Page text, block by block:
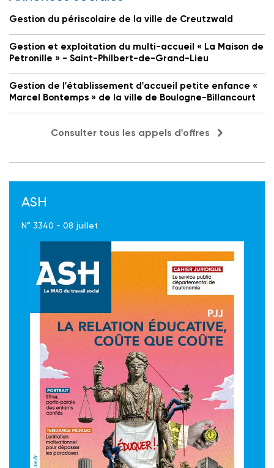
Gestion du périscolaire de la ville de Creutzwald
Gestion et exploitation du multi-accueil « La Maison de
Petronille » - Saint-Philbert-de-Grand-Lieu
Gestion de l'établissement d'accueil petite enfance «
Marcel Bontemps » de la ville de Boulogne-Billancourt
Consulter tous les appels d'offres
ASH
N° 3340 - 08 juillet